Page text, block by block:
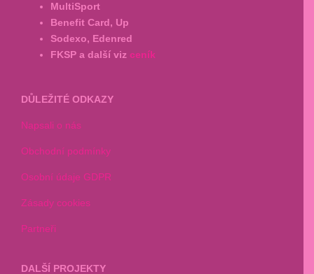
MultiSport
Benefit Card, Up
Sodexo, Edenred
FKSP a další viz ceník
DŮLEŽITÉ ODKAZY
Napsali o nás
Obchodní podmínky
Osobní údaje GDPR
Zásady cookies
Partneři
DALŠÍ PROJEKTY